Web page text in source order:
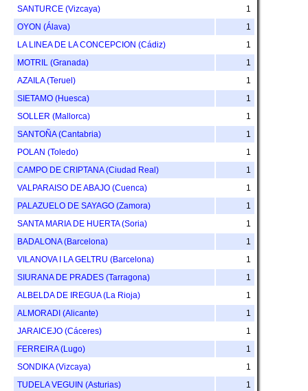
SANTURCE (Vizcaya)
1
OYON (Álava)
1
LA LINEA DE LA CONCEPCION (Cádiz)
1
MOTRIL (Granada)
1
AZAILA (Teruel)
1
SIETAMO (Huesca)
1
SOLLER (Mallorca)
1
SANTOÑA (Cantabria)
1
POLAN (Toledo)
1
CAMPO DE CRIPTANA (Ciudad Real)
1
VALPARAISO DE ABAJO (Cuenca)
1
PALAZUELO DE SAYAGO (Zamora)
1
SANTA MARIA DE HUERTA (Soria)
1
BADALONA (Barcelona)
1
VILANOVA I LA GELTRU (Barcelona)
1
SIURANA DE PRADES (Tarragona)
1
ALBELDA DE IREGUA (La Rioja)
1
ALMORADI (Alicante)
1
JARAICEJO (Cáceres)
1
FERREIRA (Lugo)
1
SONDIKA (Vizcaya)
1
TUDELA VEGUIN (Asturias)
1